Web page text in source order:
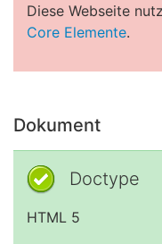
Diese Webseite
Core Elemente.
Dokument
Doctype
HTML 5